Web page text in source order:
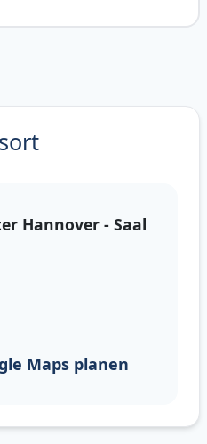
Hannover - Saal
Maps planen